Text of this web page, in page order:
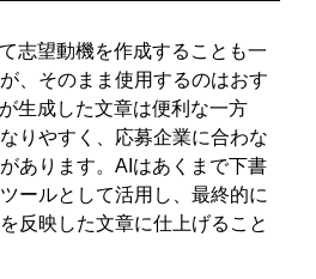
志望動機を作成することも一
、そのまま使用するのはおす
生成した文章は便利な一方
りやすく、応募企業に合わな
あります。AIはあくまで下書
ールとして活用し、最終的に
反映した文章に仕上げること